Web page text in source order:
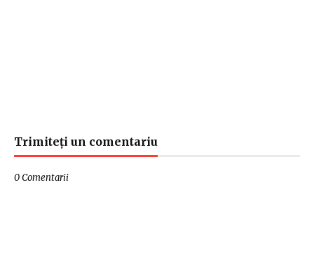
Trimiteți un comentariu
0 Comentarii